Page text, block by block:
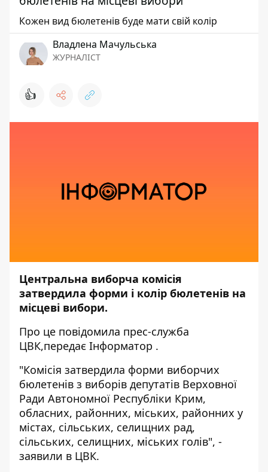
Кожен вид бюлетенів буде мати свій колір
Владлена Мачульська
ЖУРНАЛІСТ
👍
Центральна виборча комісія
затвердила форми і колір бюлетенів на
місцеві вибори.
Про це повідомила прес-служба
ЦВК,передає Інформатор .
"Комісія затвердила форми виборчих
бюлетенів з виборів депутатів Верховної
Ради Автономної Республіки Крим,
обласних, районних, міських, районних у
містах, сільських, селищних рад,
сільських, селищних, міських голів", -
заявили в ЦВК.